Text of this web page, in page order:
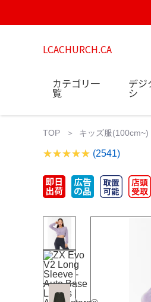
LCACHURCH.CA
カテゴリ一
覧
デジ
シ
TOP キッズ服(100cm~)
(2541)